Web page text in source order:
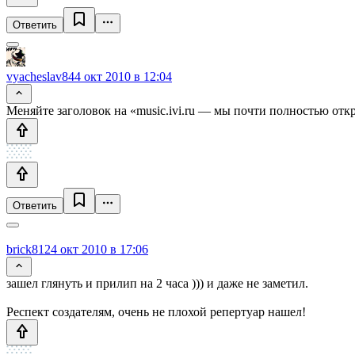
Ответить
vyacheslav844 окт 2010 в 12:04
Меняйте заголовок на «music.ivi.ru — мы почти полностью
Ответить
brick8124 окт 2010 в 17:06
зашел глянуть и прилип на 2 часа ))) и даже не заметил.
Респект создателям, очень не плохой репертуар нашел!